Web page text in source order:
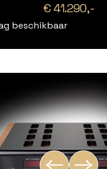
€ 41.290,-
beschikbaar